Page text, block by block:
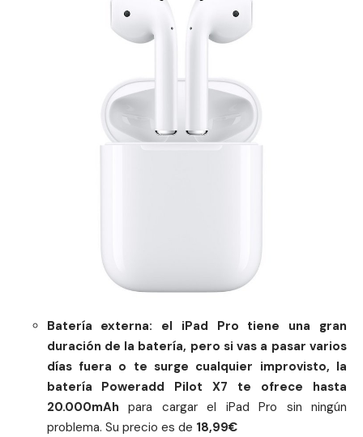
Batería externa: el iPad Pro tiene una gran
duración de la batería, pero si vas a pasar varios
días fuera o te surge cualquier improvisto, la
batería Poweradd Pilot X7 te ofrece hasta
20.000mAh para cargar el iPad Pro sin ningún
problema. Su precio es de 18,99€